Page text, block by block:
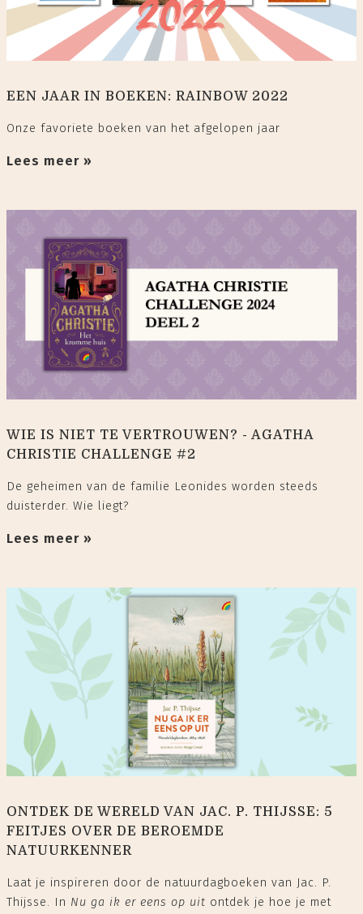
EEN JAAR IN BOEKEN: RAINBOW 2022
Onze favoriete boeken van het afgelopen jaar
Lees meer »
WIE IS NIET TE VERTROUWEN? - AGATHA
CHRISTIE CHALLENGE #2
De geheimen van de familie Leonides worden steeds
duisterder. Wie liegt?
Lees meer »
ONTDEK DE WERELD VAN JAC. P. THIJSSE: 5
FEITJES OVER DE BEROEMDE
NATUURKENNER
Laat je inspireren door de natuurdagboeken van Jac. P.
Thijsse. In Nu ga ik er eens op uit ontdek je hoe je met